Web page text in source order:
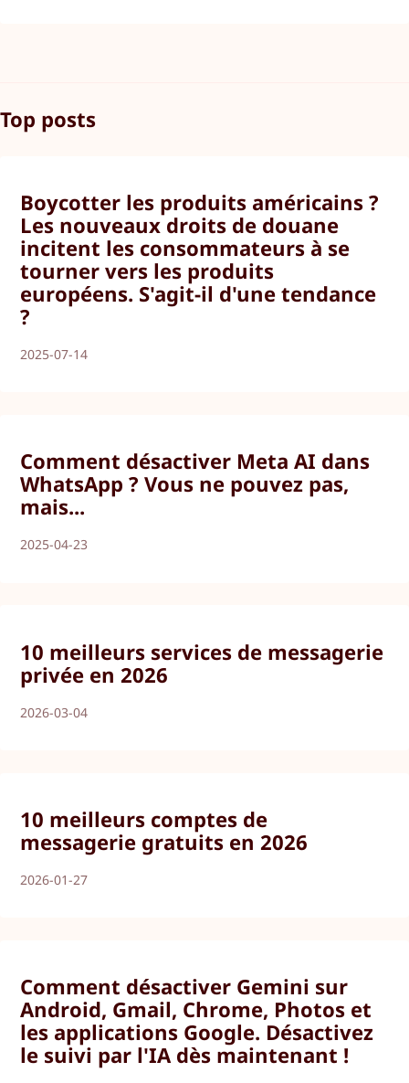
Top posts
Boycotter les produits américains ?
Les nouveaux droits de douane
incitent les consommateurs à se
tourner vers les produits
européens. S'agit-il d'une tendance
?
2025-07-14
Comment désactiver Meta AI dans
WhatsApp ? Vous ne pouvez pas,
mais...
2025-04-23
10 meilleurs services de messagerie
privée en 2026
2026-03-04
10 meilleurs comptes de
messagerie gratuits en 2026
2026-01-27
Comment désactiver Gemini sur
Android, Gmail, Chrome, Photos et
les applications Google. Désactivez
le suivi par l'IA dès maintenant !